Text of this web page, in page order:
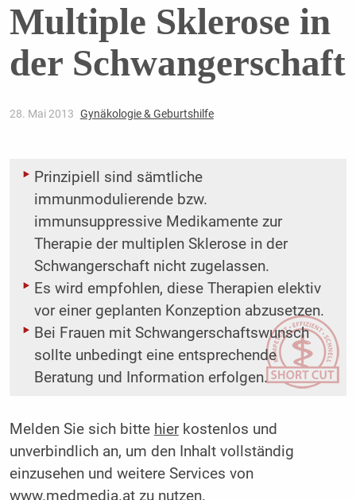
Multiple Sklerose in
der Schwangerschaft
28. Mai 2013 Gynäkologie & Geburtshilfe
Prinzipiell sind sämtliche
immunmodulierende bzw.
immunsuppressive Medikamente zur
Therapie der multiplen Sklerose in der
Schwangerschaft nicht zugelassen.
Es wird empfohlen, diese Therapien elektiv
vor einer geplanten Konzeption abzusetzen.
Bei Frauen mit Schwangerschaftswunsch
sollte unbedingt eine entsprechende
Beratung und ­Information erfolgen.
Melden Sie sich bitte hierkostenlos und
unverbindlich an, um den Inhalt vollständig
einzusehen und weitere Services von
www.medmedia.at zu nutzen.